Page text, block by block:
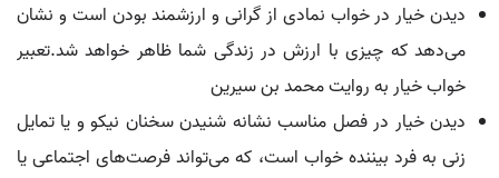
دیدن خیار در خواب نمادی از گرانی و ارزشمند بودن است و نشان
می‌دهد که چیزی با ارزش در زندگی شما ظاهر خواهد شد.تعبیر
خواب خیار به روایت محمد بن سیرین
دیدن خیار در فصل مناسب نشانه شنیدن سخنان نیکو و یا تمایل
زنی به فرد بیننده خواب است، که می‌تواند فرصت‌های اجتماعی یا